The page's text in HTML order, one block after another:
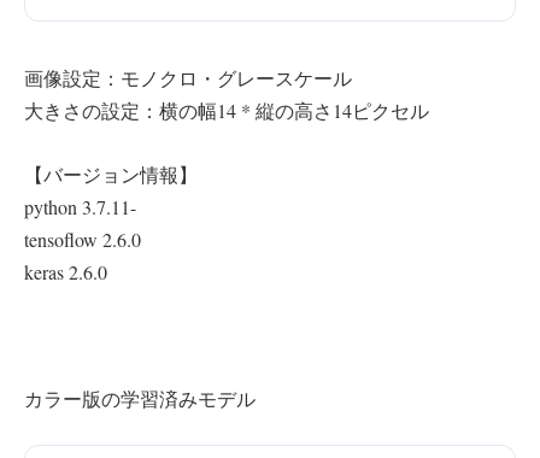
画像設定：モノクロ・グレースケール
大きさの設定：横の幅14 * 縦の高さ14ピクセル
【バージョン情報】
python 3.7.11-
tensoflow 2.6.0
keras 2.6.0
カラー版の学習済みモデル